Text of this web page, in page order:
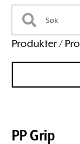
Produkter /
PP Grip